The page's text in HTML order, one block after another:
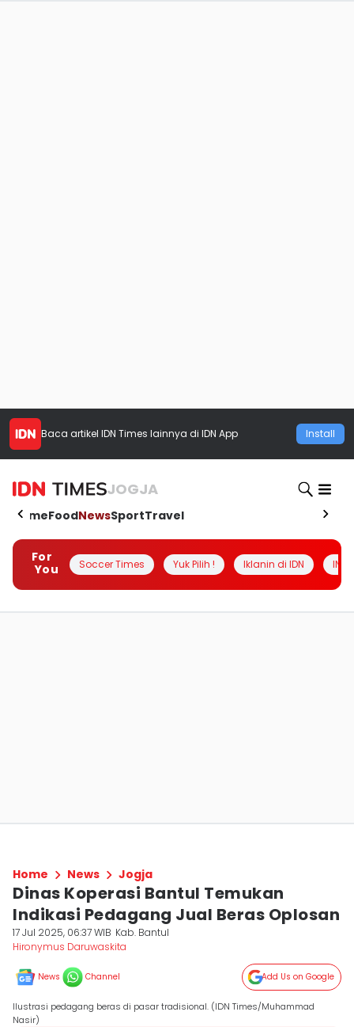
Baca artikel IDN Times lainnya di IDN App Install
JOGJA
HomeFoodNewsSportTravel
For
You
Soccer Times Yuk Pilih ! Iklanin di IDN
Home News Jogja
Dinas Koperasi Bantul Temukan
Indikasi Pedagang Jual Beras Oplosan
17 Jul 2025, 06:37 WIB Kab. Bantul
Hironymus Daruwaskita
News Channel Add Us on Google
Ilustrasi pedagang beras di pasar tradisional. (IDN Times/Muhammad
Nasir)